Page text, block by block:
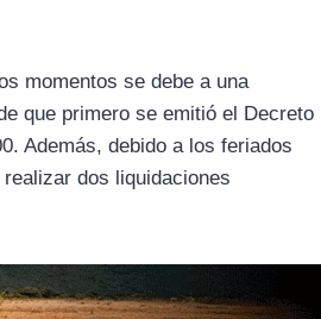
momentos se debe a una
que primero se emitió el Decreto
Además, debido a los feriados
dos liquidaciones